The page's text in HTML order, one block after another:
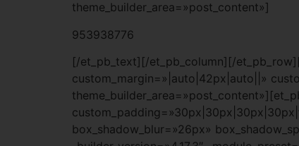
theme_builder_area=»post_content»]
953938776
[/et_pb_text][/et_pb_column][/
custom_margin=»|auto|42px|auto||»
box_shadow_blur=»26px»